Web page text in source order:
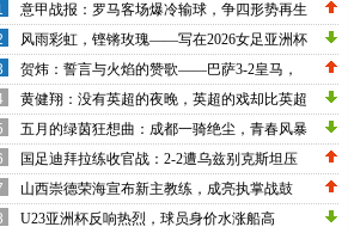
意甲战报：罗马客场爆冷输球，争四形势再生
变数，劳塔罗刷新纪录国米高歌猛进！
风雨彩虹，铿锵玫瑰——写在2026女足亚洲杯
备战关键节点的深情礼赞
贺炜：誓言与火焰的赞歌——巴萨3-2皇马，
西甲冠军悬念在五月重生
黄健翔：没有英超的夜晚，英超的戏却比英超
还英超！
五月的绿茵狂想曲：成都一骑绝尘，青春风暴
席卷中超
国足迪拜拉练收官战：2-2遭乌兹别克斯坦压
哨绝平，邵佳一执教初现战术雏形
山西崇德荣海宣布新主教练，成亮执掌战鼓
U23亚洲杯反响热烈，球员身价水涨船高